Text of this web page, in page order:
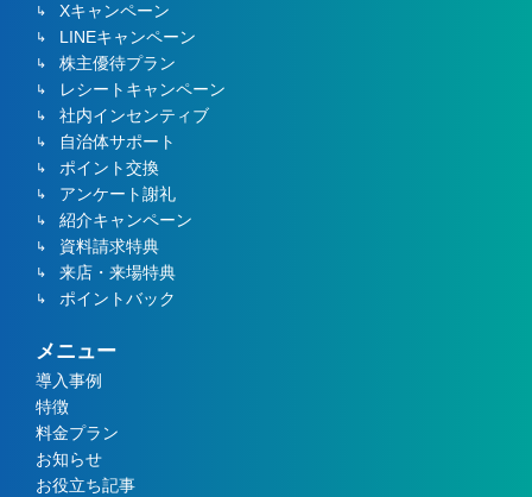
Xキャンペーン
LINEキャンペーン
株主優待プラン
レシートキャンペーン
社内インセンティブ
自治体サポート
ポイント交換
アンケート謝礼
紹介キャンペーン
資料請求特典
来店・来場特典
ポイントバック
メニュー
導入事例
特徴
料金プラン
お知らせ
お役立ち記事